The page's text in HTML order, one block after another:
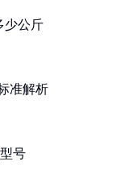
少公斤
准解析
号